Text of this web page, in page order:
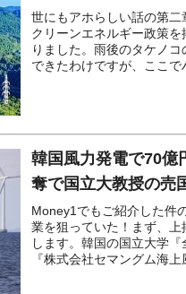
⇒ さっそく空港に詰めかけ
規模のAIデータセンター整
で200兆蒸発。
報しようキャンペーン」⇒
性「なさすぎ」では。
世にもアホらしい話の第二
クリーンエネルギー政策
りました。雨後のタケノ
できたわけですが、ここで
韓国風力発電で70億
奪で国立大教授の売
Money1でもご紹介した件
業を狙っていた！まず、
します。韓国の国立大学
『株式会社セマングム海